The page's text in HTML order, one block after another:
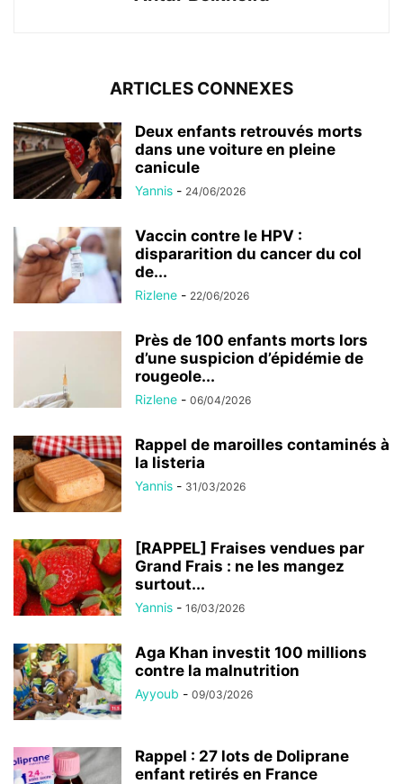
ARTICLES CONNEXES
Deux enfants retrouvés morts
dans une voiture en pleine
canicule
Yannis - 24/06/2026
Vaccin contre le HPV :
dispararition du cancer du col
de...
Rizlene - 22/06/2026
Près de 100 enfants morts lors
d’une suspicion d’épidémie de
rougeole...
Rizlene - 06/04/2026
Rappel de maroilles contaminés à
la listeria
Yannis - 31/03/2026
[RAPPEL] Fraises vendues par
Grand Frais : ne les mangez
surtout...
Yannis - 16/03/2026
Aga Khan investit 100 millions
contre la malnutrition
Ayyoub - 09/03/2026
Rappel : 27 lots de Doliprane
enfant retirés en France